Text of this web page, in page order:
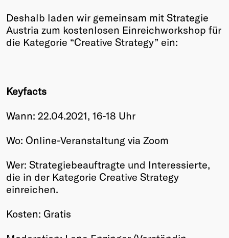
Deshalb laden wir gemeinsam mit Strategie
Austria zum kostenlosen Einreichworkshop für
die Kategorie “Creative Strategy” ein:
Keyfacts
Wann: 22.04.2021, 16-18 Uhr
Wo: Online-Veranstaltung via Zoom
Wer: Strategiebeauftragte und Interessierte,
die in der Kategorie Creative Strategy
einreichen.
Kosten: Gratis